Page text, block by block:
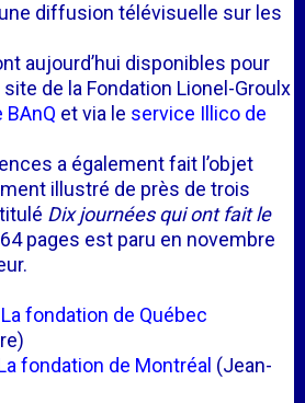
diffusion télévisuelle sur les
aujourd’hui disponibles pour
de la Fondation Lionel-Groulx
BAnQ et via le service Illico de
a également fait l’objet
illustré de près de trois
Dix journées qui ont fait le
pages est paru en novembre
fondation de Québec
fondation de Montréal (Jean-